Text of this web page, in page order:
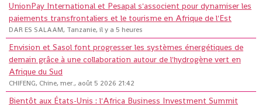
UnionPay International et Pesapal s'associent pour dynamiser les
paiements transfrontaliers et le tourisme en Afrique de l'Est
DAR ES SALAAM, Tanzanie, il y a 5 heures
Envision et Sasol font progresser les systèmes énergétiques de
demain grâce à une collaboration autour de l'hydrogène vert en
Afrique du Sud
CHIFENG, Chine, mer., août 5 2026 21:42
Bientôt aux États-Unis : l'Africa Business Investment Summit